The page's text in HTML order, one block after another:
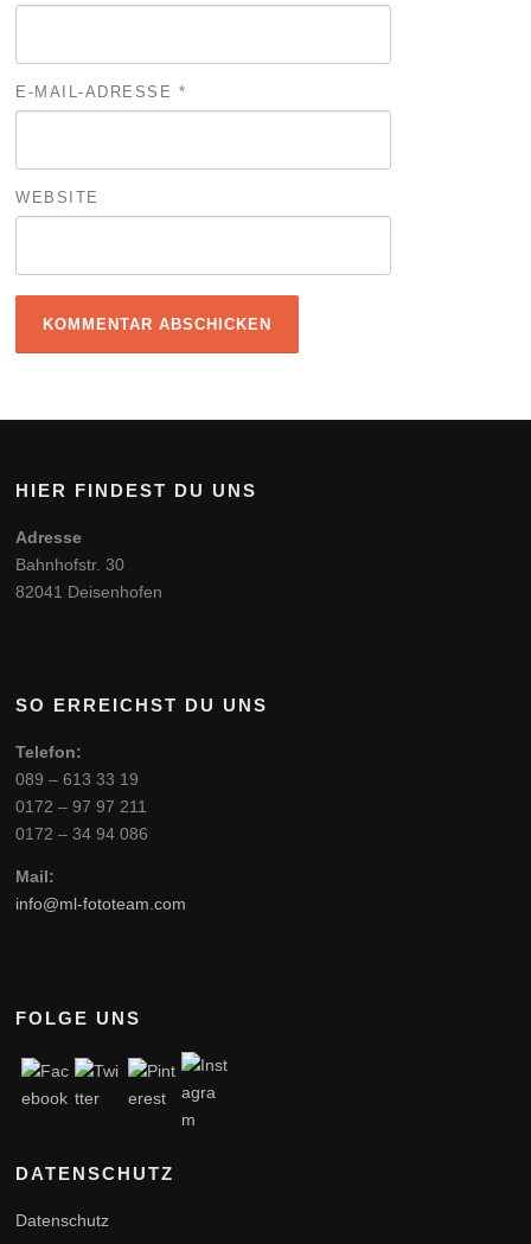
E-MAIL-ADRESSE *
WEBSITE
HIER FINDEST DU UNS
Adresse
Bahnhofstr. 30
82041 Deisenhofen
SO ERREICHST DU UNS
Telefon:
089 – 613 33 19
0172 – 97 97 211
0172 – 34 94 086
Mail:
info@ml-fototeam.com
FOLGE UNS
DATENSCHUTZ
Datenschutz